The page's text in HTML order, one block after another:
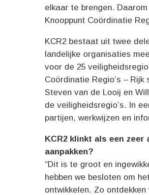
elkaar te brengen.
Knooppunt Coördinatie
KCR2 bestaat uit twee
landelijke organisaties
voor de 25
Coördinatie Regio’s –
Steven van de Looij en
de veiligheidsregio’s. In
partijen, werkwijzen en
KCR2 klinkt als een
aanpakken?
“Dit is te groot en
hebben we besloten om
ontwikkelen. Zo